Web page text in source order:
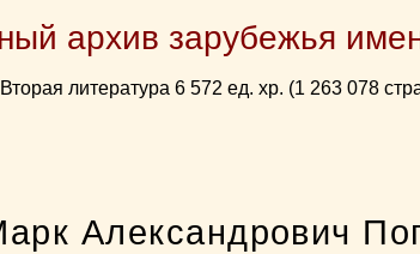
архив зарубежья
литература 6 572 ед. хр. (1 263 078
Александрович